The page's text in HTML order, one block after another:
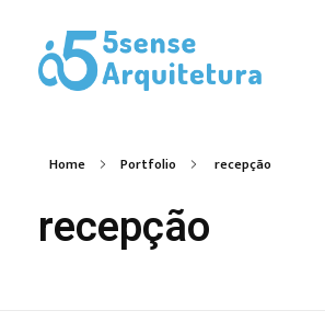
Home Portfolio recepção
recepção